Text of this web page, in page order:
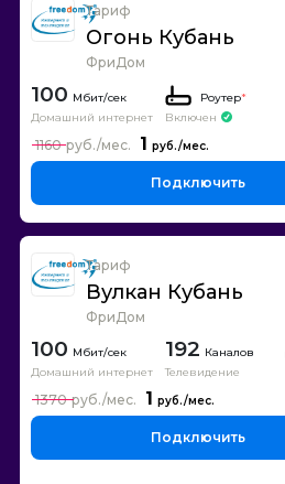
Тариф
Огонь Кубань
ФриДом
100
Домашний интернет
Роутер*
Включен
1
1160
Подключить
Тариф
Вулкан Кубань
ФриДом
100
Домашний интернет
192 Каналов
Телевидение
1
1370
Подключить